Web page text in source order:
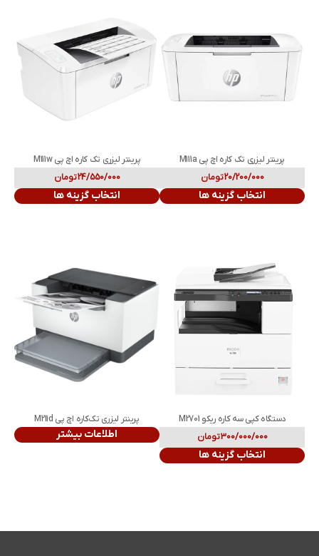
پرینتر لیزری تک کاره اچ پی M111a
20/200/000تومان
انتخاب گزینه ها
پرینتر لیزری تک کاره اچ پی M111w
24/550/000تومان
انتخاب گزینه ها
دستگاه کپی سه کاره ریکو M2701
300/000/000تومان
انتخاب گزینه ها
پرینتر لیزری تک‌کاره اچ پی M211d
اطلاعات بیشتر